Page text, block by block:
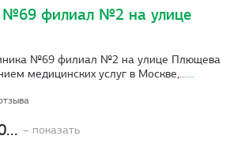
№69 филиал №2 на улице
– показать
№69 филиал №2 на улице Плющева
медицинских услуг в Москве,…...